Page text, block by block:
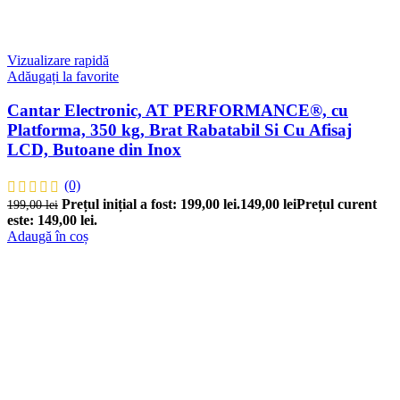
Vizualizare rapidă
Adăugați la favorite
Cantar Electronic, AT PERFORMANCE®, cu
Platforma, 350 kg, Brat Rabatabil Si Cu Afisaj
LCD, Butoane din Inox
(0)
199,00lei Prețul inițial a fost: 199,00 lei.149,00 leiPrețul curent
este: 149,00 lei.
Adaugă în coș